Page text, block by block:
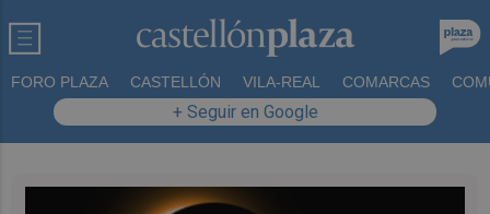
FORO PLAZA CASTELLÓN VILA-REAL COMARCAS
+ Seguir en Google